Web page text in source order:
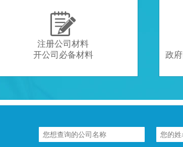

注册公司材料
开公司必备材料
政